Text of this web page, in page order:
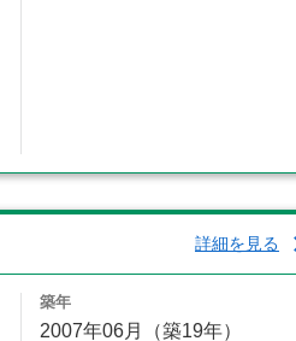
詳細を見る
築年
2007年06月（築19年）